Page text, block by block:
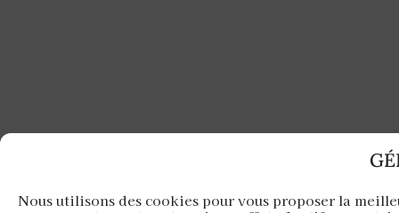
Nous utilisons des cookies pour vous proposer la